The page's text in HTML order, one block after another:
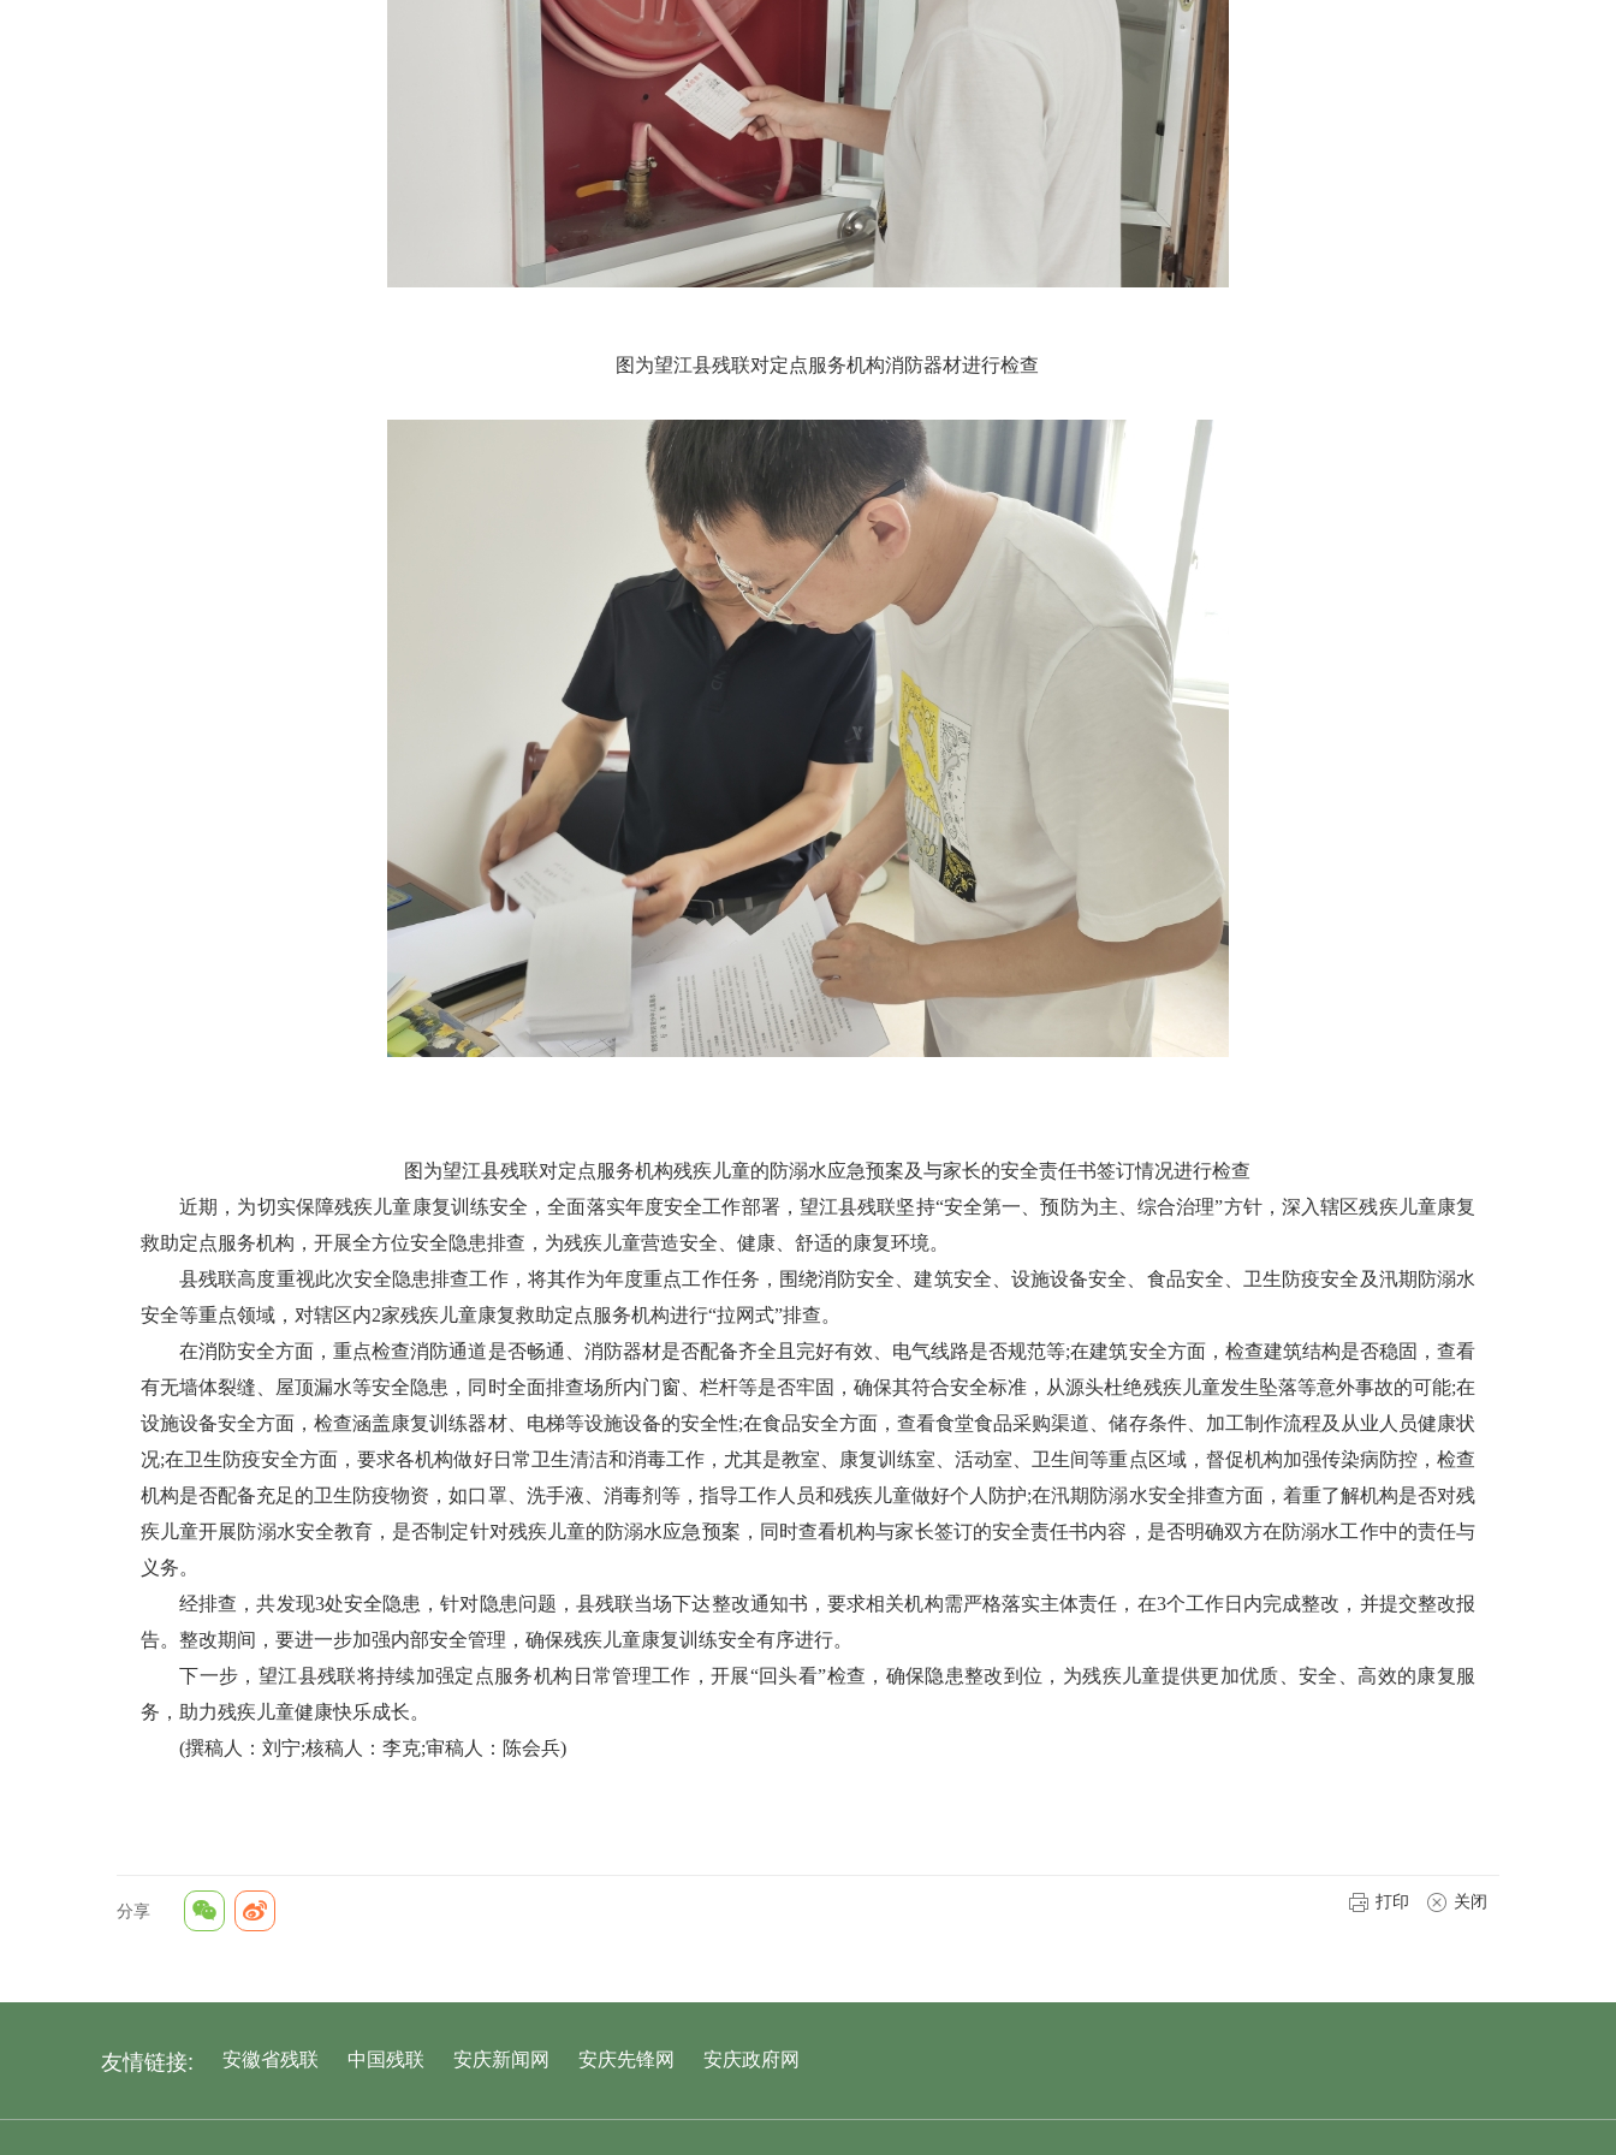
图为望江县残联对定点服务机构消防器材进行检查
图为望江县残联对定点服务机构残疾儿童的防溺水应急预案及与家长的安全责任书签订情况进行检查
近期，为切实保障残疾儿童康复训练安全，全面落实年度安全工作部署，望江县残联坚持“安全第一、预防为主、综合治理”方针，深入辖区残疾儿童康复
救助定点服务机构，开展全方位安全隐患排查，为残疾儿童营造安全、健康、舒适的康复环境。
县残联高度重视此次安全隐患排查工作，将其作为年度重点工作任务，围绕消防安全、建筑安全、设施设备安全、食品安全、卫生防疫安全及汛期防溺水
安全等重点领域，对辖区内2家残疾儿童康复救助定点服务机构进行“拉网式”排查。
在消防安全方面，重点检查消防通道是否畅通、消防器材是否配备齐全且完好有效、电气线路是否规范等;在建筑安全方面，检查建筑结构是否稳固，查看
有无墙体裂缝、屋顶漏水等安全隐患，同时全面排查场所内门窗、栏杆等是否牢固，确保其符合安全标准，从源头杜绝残疾儿童发生坠落等意外事故的可能;在
设施设备安全方面，检查涵盖康复训练器材、电梯等设施设备的安全性;在食品安全方面，查看食堂食品采购渠道、储存条件、加工制作流程及从业人员健康状
况;在卫生防疫安全方面，要求各机构做好日常卫生清洁和消毒工作，尤其是教室、康复训练室、活动室、卫生间等重点区域，督促机构加强传染病防控，检查
机构是否配备充足的卫生防疫物资，如口罩、洗手液、消毒剂等，指导工作人员和残疾儿童做好个人防护;在汛期防溺水安全排查方面，着重了解机构是否对残
疾儿童开展防溺水安全教育，是否制定针对残疾儿童的防溺水应急预案，同时查看机构与家长签订的安全责任书内容，是否明确双方在防溺水工作中的责任与
义务。
经排查，共发现3处安全隐患，针对隐患问题，县残联当场下达整改通知书，要求相关机构需严格落实主体责任，在3个工作日内完成整改，并提交整改报
告。整改期间，要进一步加强内部安全管理，确保残疾儿童康复训练安全有序进行。
下一步，望江县残联将持续加强定点服务机构日常管理工作，开展“回头看”检查，确保隐患整改到位，为残疾儿童提供更加优质、安全、高效的康复服
务，助力残疾儿童健康快乐成长。
(撰稿人：刘宁;核稿人：李克;审稿人：陈会兵)
分享 打印 关闭
友情链接: 安徽省残联 中国残联 安庆新闻网 安庆先锋网 安庆政府网